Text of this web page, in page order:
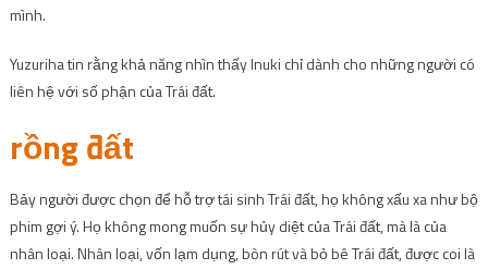
mình.
Yuzuriha tin rằng khả năng nhìn thấy Inuki chỉ dành cho những người có
liên hệ với số phận của Trái đất.
rồng đất
Bảy người được chọn để hỗ trợ tái sinh Trái đất, họ không xấu xa như bộ
phim gợi ý. Họ không mong muốn sự hủy diệt của Trái đất, mà là của
nhân loại. Nhân loại, vốn lạm dụng, bòn rút và bỏ bê Trái đất, được coi là